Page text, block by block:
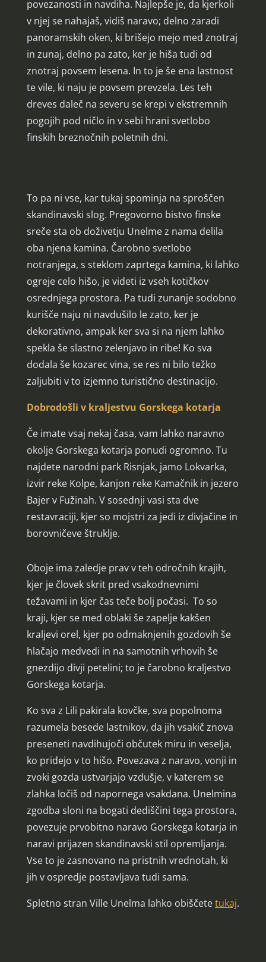
povezanosti in navdiha. Najlepše je, da kjerkoli
v njej se nahajaš, vidiš naravo; delno zaradi
panoramskih oken, ki brišejo mejo med znotraj
in zunaj, delno pa zato, ker je hiša tudi od
znotraj povsem lesena. In to je še ena lastnost
te vile, ki naju je povsem prevzela. Les teh
dreves daleč na severu se krepi v ekstremnih
pogojih pod ničlo in v sebi hrani svetlobo
finskih breznočnih poletnih dni.
To pa ni vse, kar tukaj spominja na sproščen
skandinavski slog. Pregovorno bistvo finske
sreče sta ob doživetju Unelme z nama delila
oba njena kamina. Čarobno svetlobo
notranjega, s steklom zaprtega kamina, ki lahko
ogreje celo hišo, je videti iz vseh kotičkov
osrednjega prostora. Pa tudi zunanje sodobno
kurišče naju ni navdušilo le zato, ker je
dekorativno, ampak ker sva si na njem lahko
spekla še slastno zelenjavo in ribe! Ko sva
dodala še kozarec vina, se res ni bilo težko
zaljubiti v to izjemno turistično destinacijo.
Dobrodošli v kraljestvu Gorskega kotarja
Če imate vsaj nekaj časa, vam lahko naravno
okolje Gorskega kotarja ponudi ogromno. Tu
najdete narodni park Risnjak, jamo Lokvarka,
izvir reke Kolpe, kanjon reke Kamačnik in jezero
Bajer v Fužinah. V sosednji vasi sta dve
restavraciji, kjer so mojstri za jedi iz divjačine in
borovničeve štruklje.
Oboje ima zaledje prav v teh odročnih krajih,
kjer je človek skrit pred vsakodnevnimi
težavami in kjer čas teče bolj počasi. To so
kraji, kjer se med oblaki še zapelje kakšen
kraljevi orel, kjer po odmaknjenih gozdovih še
hlačajo medvedi in na samotnih vrhovih še
gnezdijo divji petelini; to je čarobno kraljestvo
Gorskega kotarja.
Ko sva z Lili pakirala kovčke, sva popolnoma
razumela besede lastnikov, da jih vsakič znova
preseneti navdihujoči občutek miru in veselja,
ko pridejo v to hišo. Povezava z naravo, vonji in
zvoki gozda ustvarjajo vzdušje, v katerem se
zlahka ločiš od napornega vsakdana. Unelmina
zgodba sloni na bogati dediščini tega prostora,
povezuje prvobitno naravo Gorskega kotarja in
naravi prijazen skandinavski stil opremljanja.
Vse to je zasnovano na pristnih vrednotah, ki
jih v ospredje postavljava tudi sama.
Spletno stran Ville Unelma lahko obiščetetukaj.